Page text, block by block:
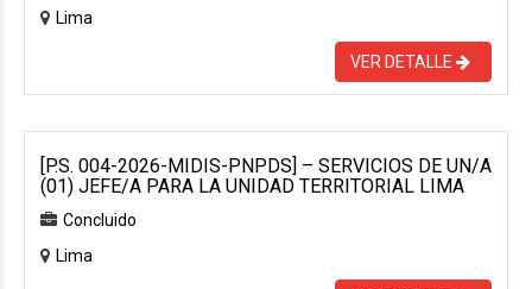
Lima
VER DETALLE
[P.S. 004-2026-MIDIS-PNPDS] – SERVICIOS DE UN/A
(01) JEFE/A PARA LA UNIDAD TERRITORIAL LIMA
Concluido
Lima